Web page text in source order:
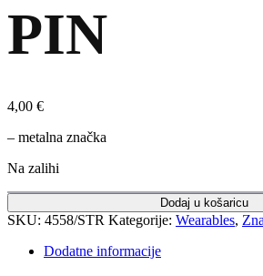
PIN
4,00 €
– metalna značka
Na zalihi
Dodaj u košaricu
SKU: 4558/STR Kategorije: Wearables,
Dodatne informacije